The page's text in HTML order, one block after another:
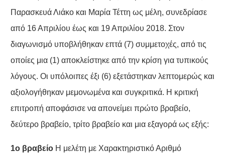
Παρασκευά Λιάκο και Μαρία Τέττη ως μέλη, συνεδρίασε
από 16 Απριλίου έως και 19 Απριλίου 2018. Στον
διαγωνισμό υποβλήθηκαν επτά (7) συμμετοχές, από τις
οποίες μια (1) αποκλείστηκε από την κρίση για τυπικούς
λόγους. Οι υπόλοιπες έξι (6) εξετάστηκαν λεπτομερώς και
αξιολογήθηκαν μεμονωμένα και συγκριτικά. Η κριτική
επιτροπή αποφάσισε να απονείμει πρώτο βραβείο,
δεύτερο βραβείο, τρίτο βραβείο και μια εξαγορά ως εξής:
1ο βραβείοΗ μελέτη με Χαρακτηριστικό Αριθμό